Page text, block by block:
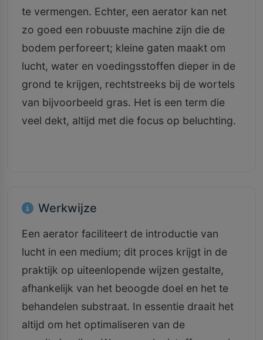
te vermengen. Echter, een aerator kan net
zo goed een robuuste machine zijn die de
bodem perforeert; kleine gaten maakt om
lucht, water en voedingsstoffen dieper in de
grond te krijgen, rechtstreeks bij de wortels
van bijvoorbeeld gras. Het is een term die
veel dekt, altijd met die focus op beluchting.
Werkwijze
Een aerator faciliteert de introductie van
lucht in een medium; dit proces krijgt in de
praktijk op uiteenlopende wijzen gestalte,
afhankelijk van het beoogde doel en het te
behandelen substraat. In essentie draait het
altijd om het optimaliseren van de